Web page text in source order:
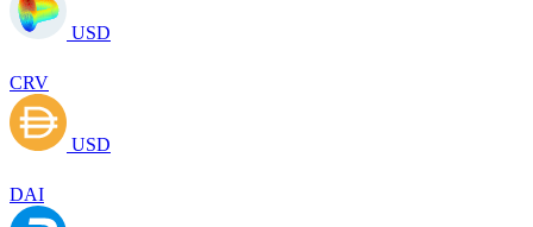
USD
CRV
USD
DAI